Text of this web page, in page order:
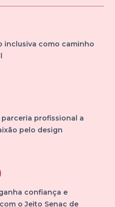
inclusiva como caminho
parceria profissional a
pelo design
confiança e
o Jeito Senac de